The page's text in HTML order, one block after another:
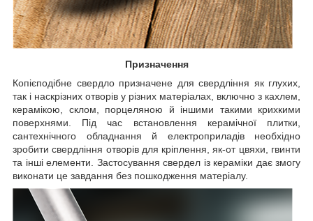
Призначення
Копієподібне свердло призначене для свердління як глухих,
так і наскрізних отворів у різних матеріалах, включно з кахлем,
керамікою, склом, порцеляною й іншими такими крихкими
поверхнями. Під час встановлення керамічної плитки,
сантехнічного обладнання й електроприладів необхідно
зробити свердління отворів для кріплення, як-от цвяхи, гвинти
та інші елементи. Застосування свердел із кераміки дає змогу
виконати це завдання без пошкодження матеріалу.